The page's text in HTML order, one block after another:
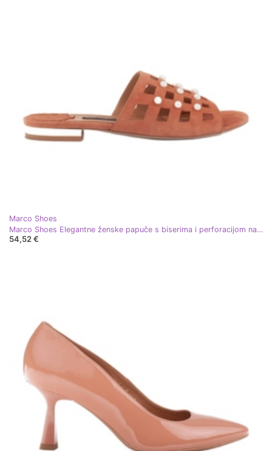
Marco Shoes
Marco Shoes Elegantne ženske papuče s biserima i perforacijom narančasta
54,52 €